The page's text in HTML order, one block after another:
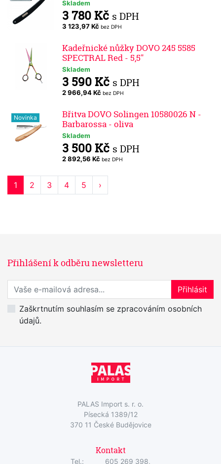
Skladem
3 780 Kč s DPH
3 123,97 Kč bez DPH
Kadeřnické nůžky DOVO 245 5585
SPECTRAL Red - 5,5"
Skladem
3 590 Kč s DPH
2 966,94 Kč bez DPH
Novinka
Břitva DOVO Solingen 10580026 N -
Barbarossa - oliva
Skladem
3 500 Kč s DPH
2 892,56 Kč bez DPH
1 2 3 4 5 ›
Přihlášení k odběru newsletteru
Přihlaste se k odběru novinek
Přihlásit
Zaškrtnutím souhlasím se zpracováním osobních
údajů.
PALAS Import s. r. o.
Písecká 1389/12
370 11 České Budějovice
Kontakt
Tel.: 605 269 398,